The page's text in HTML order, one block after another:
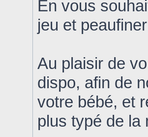
En vous
jeu et
Au plaisir de
dispo, afin de
votre bébé, et
plus typé de la